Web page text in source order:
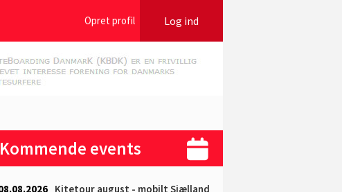
Opret profil Log ind
Kommende events